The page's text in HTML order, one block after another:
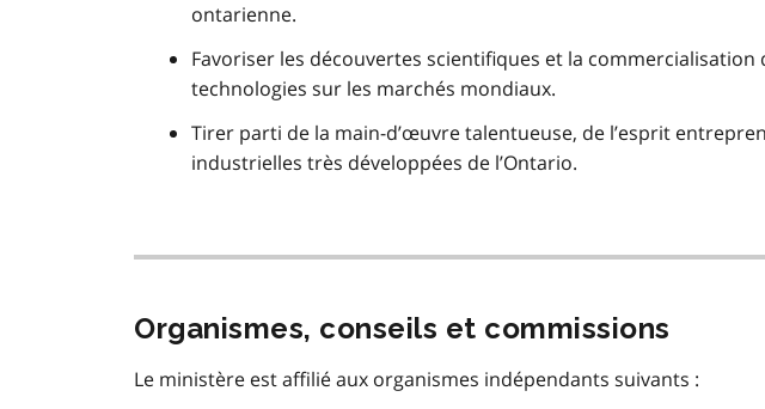
ontarienne.
Favoriser les découvertes scientifiques et la
technologies sur les marchés mondiaux.
Tirer parti de la main-d’œuvre talentueuse, de l’esprit
industrielles très développées de l’Ontario.
Organismes, conseils et commissions
Le ministère est affilié aux organismes indépendants suivants :